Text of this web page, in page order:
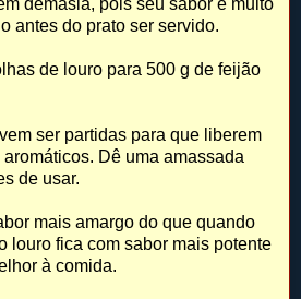
demasia, pois seu sabor é muito
antes do prato ser servido.
de louro para 500 g de feijão
ser partidas para que liberem
Dê uma amassada
de usar.
mais amargo do que quando
louro fica com sabor mais potente
à comida.